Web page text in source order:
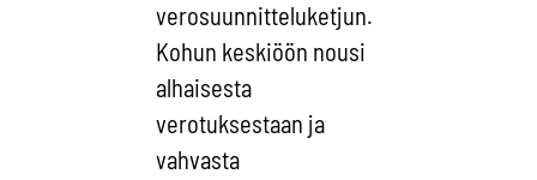
verosuunnitteluketjun.
Kohun keskiöön nousi
alhaisesta
verotuksestaan ja
vahvasta